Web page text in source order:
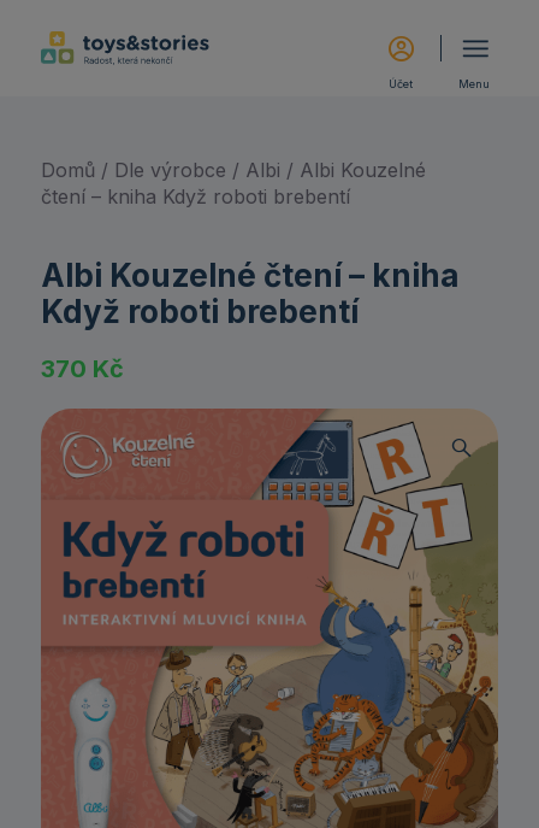
Menu
Účet
Domů / Dle výrobce / Albi / Albi Kouzelné
čtení – kniha Když roboti brebentí
Albi Kouzelné čtení – kniha
Když roboti brebentí
370 Kč